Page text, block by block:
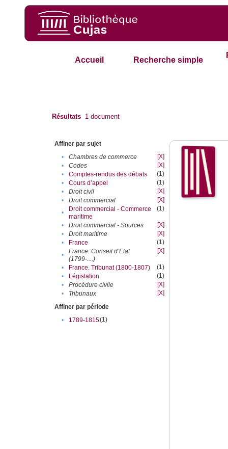
Accueil Recherche simple
Résultats 1 document
Affiner par sujet
•
Chambres de commerce
[X]
•
Codes
[X]
•
Comptes-rendus des débats
(1)
•
Cours d’appel
(1)
•
Droit civil
[X]
•
Droit commercial
[X]
•
Droit commercial - Commerce
maritime
(1)
• Droit commercial - Sources
[X]
•
Droit maritime
[X]
•
France
(1)
•
France. Conseil d’Etat
(1799-....)
[X]
• France. Tribunat (1800-1807)
(1)
•
Législation
(1)
•
Procédure civile
[X]
•
Tribunaux
[X]
Affiner par période
•
1789-1815(1)